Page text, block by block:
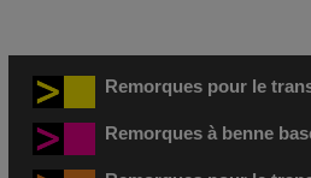
Remorques pour le
Remorques à benne